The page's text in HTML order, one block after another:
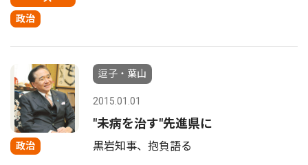
政治
政治
逗子・葉山
2015.01.01
"未病を治す"先進県に
黒岩知事、抱負語る